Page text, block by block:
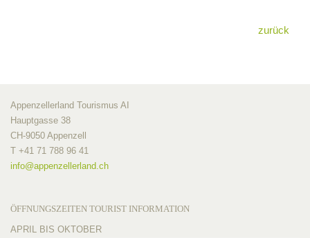
zurück
Appenzellerland Tourismus AI
Hauptgasse 38
CH-9050 Appenzell
T +41 71 788 96 41
info@appenzellerland.ch
ÖFFNUNGSZEITEN TOURIST INFORMATION
APRIL BIS OKTOBER